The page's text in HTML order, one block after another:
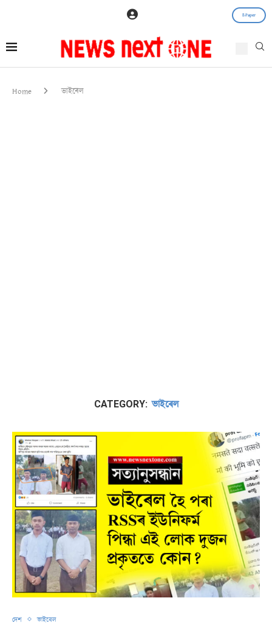
E-Paper
Home ভাইৰেল
CATEGORY: ভাইৰেল
দেশ ভাইৰেল